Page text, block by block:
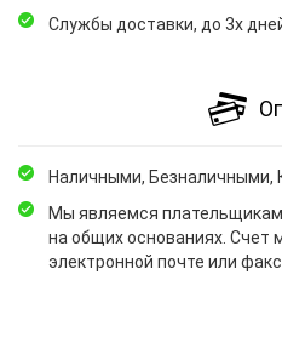
Службы доставки, до 3х
Наличными, Безналичными,
Мы являемся
на общих основаниях. Счет
электронной почте или